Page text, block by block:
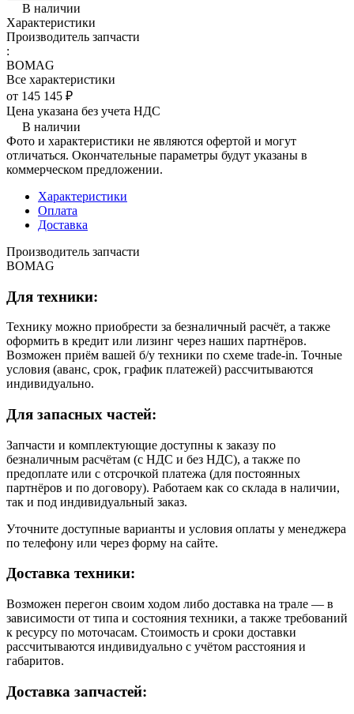
В наличии
Характеристики
Производитель запчасти
:
BOMAG
Все характеристики
от 145 145 ₽
Цена указана без учета НДС
В наличии
Фото и характеристики не являются офертой и могут
отличаться. Окончательные параметры будут указаны в
коммерческом предложении.
Характеристики
Оплата
Доставка
Производитель запчасти
BOMAG
Для техники:
Технику можно приобрести за безналичный расчёт, а также
оформить в кредит или лизинг через наших партнёров.
Возможен приём вашей б/у техники по схеме trade-in. Точные
условия (аванс, срок, график платежей) рассчитываются
индивидуально.
Для запасных частей:
Запчасти и комплектующие доступны к заказу по
безналичным расчётам (с НДС и без НДС), а также по
предоплате или с отсрочкой платежа (для постоянных
партнёров и по договору). Работаем как со склада в наличии,
так и под индивидуальный заказ.
Уточните доступные варианты и условия оплаты у менеджера
по телефону или через форму на сайте.
Доставка техники:
Возможен перегон своим ходом либо доставка на трале — в
зависимости от типа и состояния техники, а также требований
к ресурсу по моточасам. Стоимость и сроки доставки
рассчитываются индивидуально с учётом расстояния и
габаритов.
Доставка запчастей: